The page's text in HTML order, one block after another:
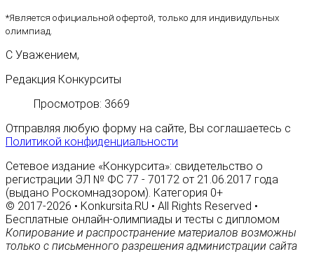
*Является официальной офертой, только для индивидульных
олимпиад.
С Уважением,
Редакция Конкурситы
Просмотров: 3669
Отправляя любую форму на сайте, Вы соглашаетесь с
Политикой конфиденциальности
Сетевое издание «Конкурсита»: свидетельство о
регистрации ЭЛ № ФС 77 - 70172 от 21.06.2017 года
(выдано Роскомнадзором). Категория 0+
© 2017-2026 • Konkursita.RU • All Rights Reserved •
Бесплатные онлайн-олимпиады и тесты с дипломом
Копирование и распространение материалов возможны
только с письменного разрешения администрации сайта